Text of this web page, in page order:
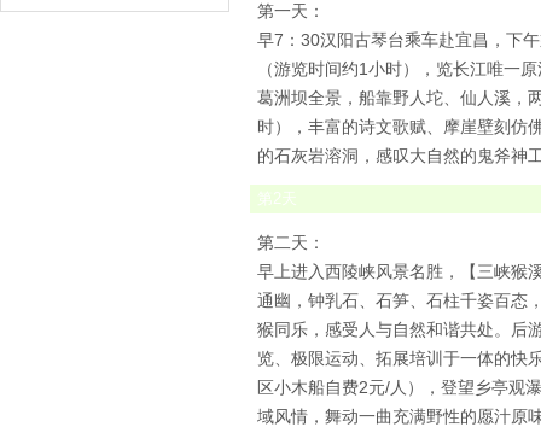
第一天：
早7：30汉阳古琴台乘车赴宜昌，下
（游览时间约1小时），览长江唯一
葛洲坝全景，船靠野人坨、仙人溪，
时），丰富的诗文歌赋、摩崖壁刻仿
的石灰岩溶洞，感叹大自然的鬼斧神
第2天
第二天：
早上进入西陵峡风景名胜，【三峡猴
通幽，钟乳石、石笋、石柱千姿百态
猴同乐，感受人与自然和谐共处。后
览、极限运动、拓展培训于一体的快
区小木船自费2元/人），登望乡亭观
域风情，舞动一曲充满野性的愿汁